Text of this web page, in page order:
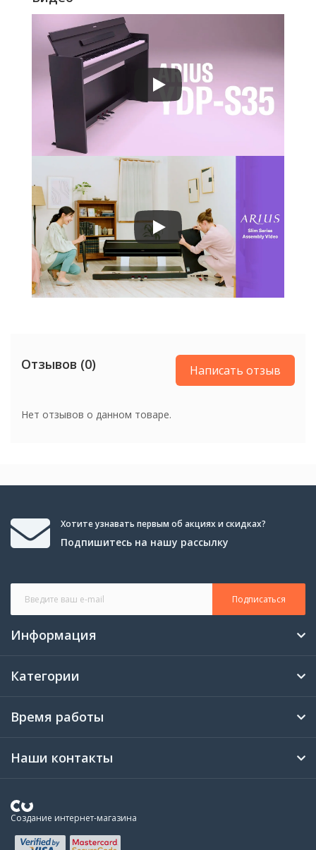
Вид
Для домашнего
Белый
Отзывов (0) Написать отзыв
Нет отзывов о данном товаре.
Хотите узнавать первым об акциях и скидках?
Подпишитесь на нашу рассылку
Подписаться
Информация
Категории
Время работы
Наши контакты
Создание интернет-магазина